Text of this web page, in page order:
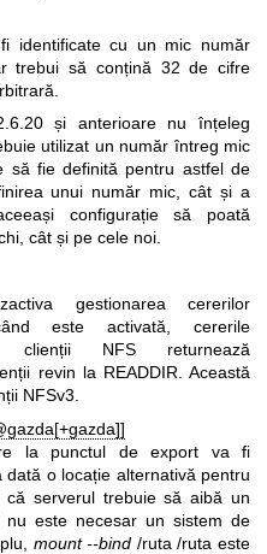
identificate cu un mic număr
trebui să conțină 32 de cifre
și anterioare nu înțeleg
utilizat un număr întreg mic
să fie definită pentru astfel de
unui număr mic, cât și a
configurație să poată
cât și pe cele noi.
gestionarea cererilor
este activată, cererile
clienții NFS returnează
revin la READDIR. Această
NFSv3.
la punctul de export va fi
o locație alternativă pentru
că serverul trebuie să aibă un
este necesar un sistem de
mount --bind /ruta /ruta este